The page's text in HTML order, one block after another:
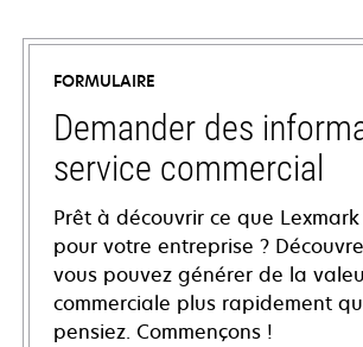
FORMULAIRE
Demander des
service commercial
Prêt à découvrir ce que
pour votre entreprise ?
vous pouvez générer de la
commerciale plus rapidement
pensiez. Commençons !